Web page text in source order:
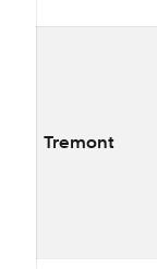
Tremont